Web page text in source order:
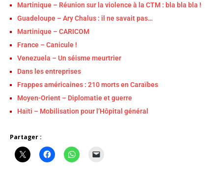
Martinique – Réunion sur la violence à la CTM : bla bla bla !
Guadeloupe – Ary Chalus : il ne savait pas…
Martinique – CARICOM
France – Canicule !
Venezuela – Un séisme meurtrier
Dans les entreprises
Frappes américaines : 210 morts en Caraïbes
Moyen-Orient – Diplomatie et guerre
Haïti – Mobilisation pour l’Hôpital général
Partager :